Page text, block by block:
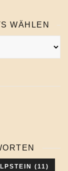
WÄHLEN
(11)